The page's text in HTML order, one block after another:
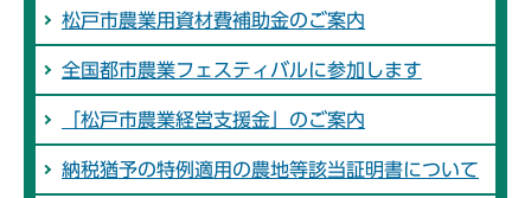
松戸市農業用資材費補助金のご案内
全国都市農業フェスティバルに参加します
「松戸市農業経営支援金」のご案内
納税猶予の特例適用の農地等該当証明書について